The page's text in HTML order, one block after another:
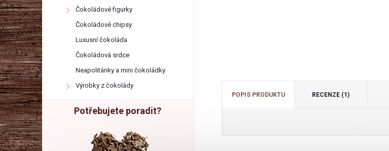
í
p
a
n
e
l
Čokoládové figurky
Čokoládové chipsy
Luxusní čokoláda
Čokoládová srdce
Neapolitánky a mini čokoládky
Výrobky z čokolády
Potřebujete poradit?
POPIS PRODUKTU RECENZE (1)